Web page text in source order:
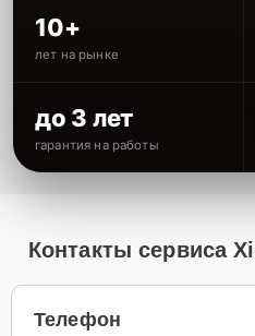
10+
лет на рынке
до 3 лет
гарантия на работы
Контакты сервиса
Телефон